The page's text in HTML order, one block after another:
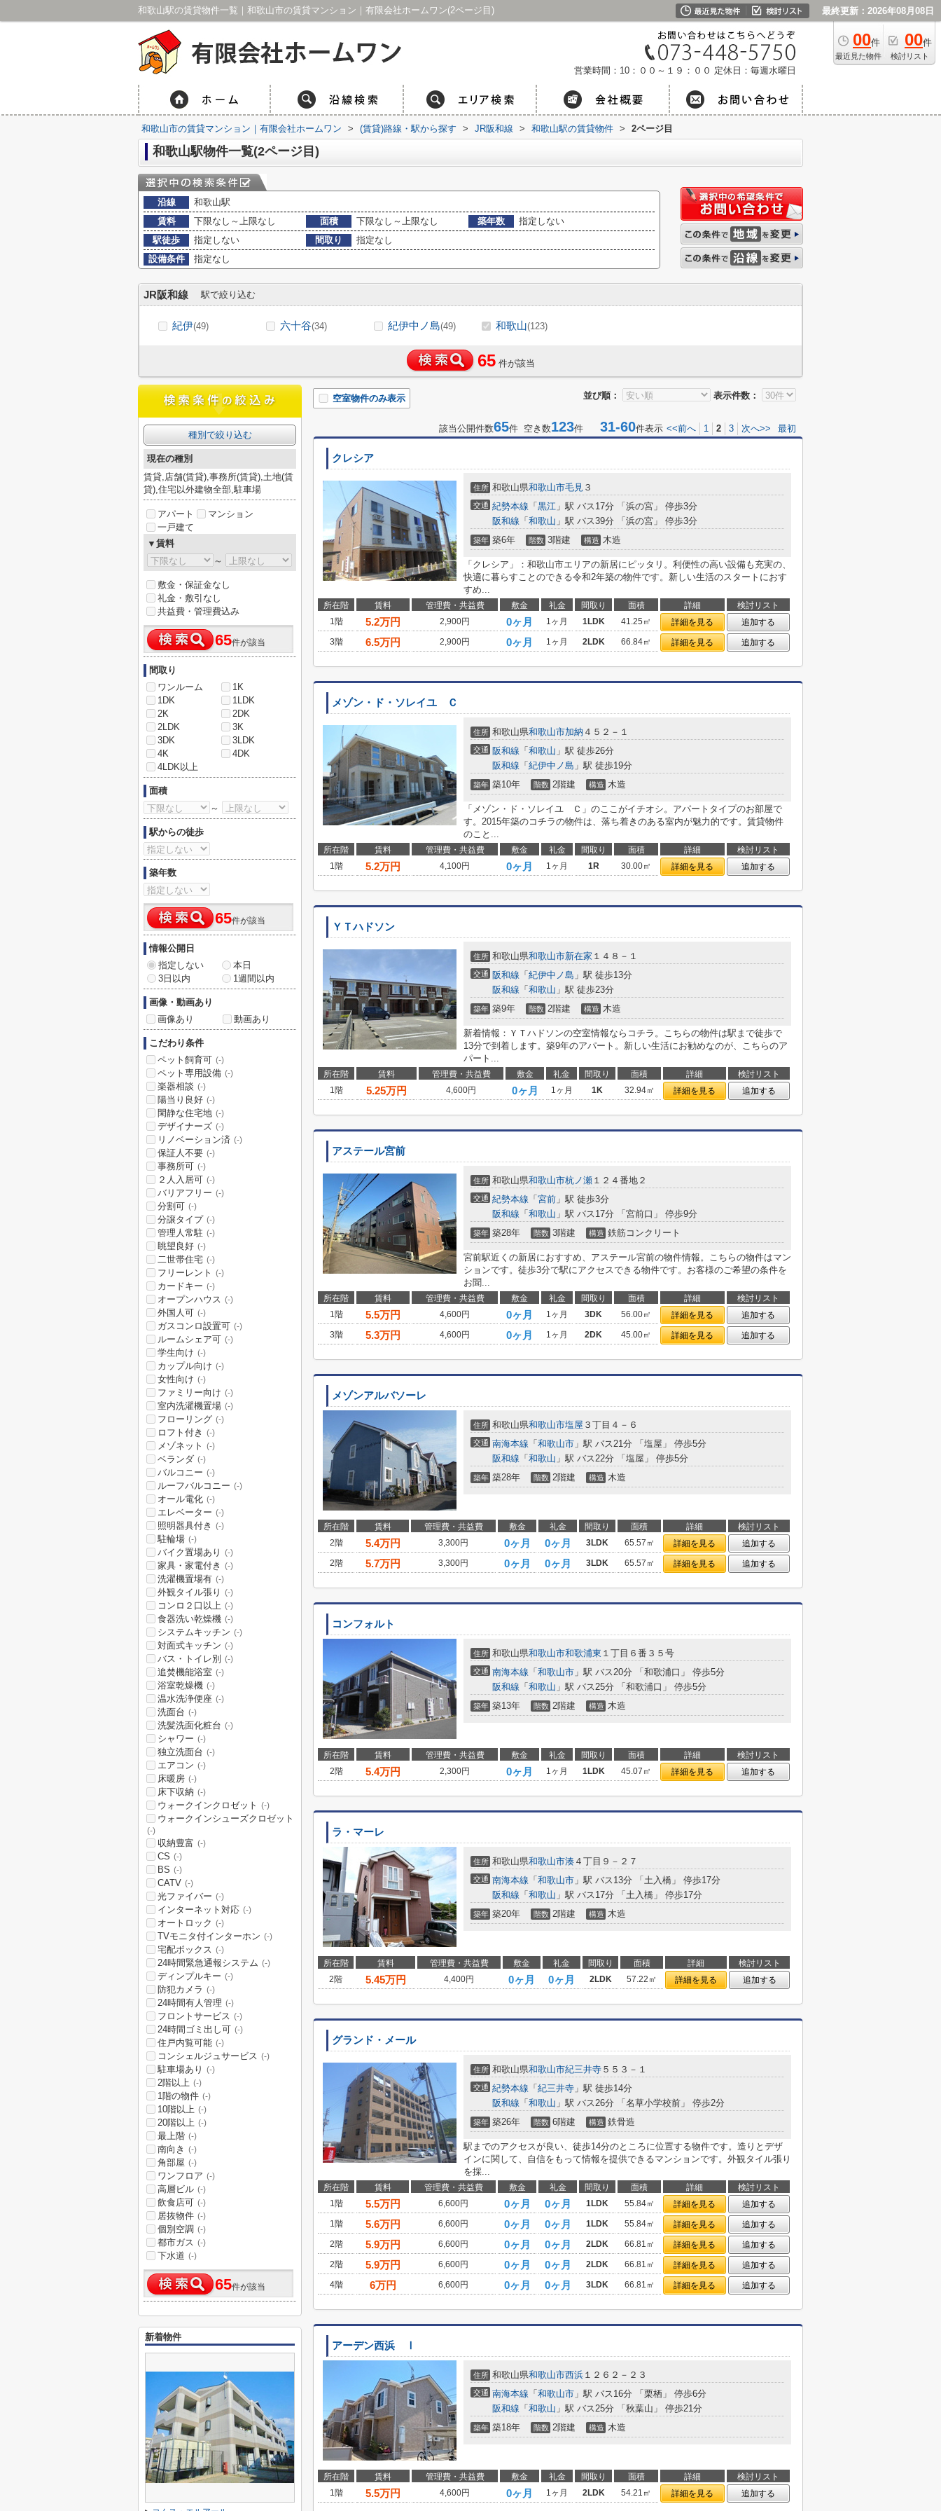
和歌山駅の賃貸物件一覧｜和歌山市の賃貸マンション｜有限会社ホームワン(2ページ目) 最終更新：2026年08月08日
00件
最近見た物件
00件
検討リスト
営業時間：10：００～１９：００ 定休日：毎週水曜日
和歌山市の賃貸マンション｜有限会社ホームワン > (賃貸)路線・駅から探す > JR阪和線 > 和歌山駅の賃貸物件 > 2ページ目
和歌山駅物件一覧(2ページ目)
沿線
和歌山駅
賃料
下限なし～上限なし 面積 下限なし～上限なし 築年数
指定しない
駅徒歩
指定しない 間取り
指定なし
設備条件
指定なし
JR阪和線 駅で絞り込む
紀伊(49) 六十谷(34) 紀伊中ノ島(49) 和歌山(123)
65 件が該当
並び順： 表示件数：
空室物件のみ表示
該当公開件数65件 空き数123件 31-60件表示 <<前へ 1 2 3 次へ>> 最初
クレシア
住所 和歌山県和歌山市毛見 ３
交通 紀勢本線 「 黒江 」駅 バス17分 「浜の宮」 停歩3分
阪和線 「 和歌山 」駅 バス39分 「浜の宮」 停歩3分
築年 築6年 階数 3階建 構造 木造
「クレシア」：和歌山市エリアの新居にピッタリ。利便性の高い設備も充実の、
快適に暮らすことのできる令和2年築の物件です。新しい生活のスタートにおす
すめ...
所在階 賃料 管理費・共益費 敷金 礼金 間取り 面積 詳細
検討リスト
1階
5.2万円 2,900円 0ヶ月 1ヶ月 1LDK 41.25㎡ 詳細を見る
追加する
3階
6.5万円 2,900円 0ヶ月 1ヶ月 2LDK 66.84㎡ 詳細を見る 追加する
メゾン・ド・ソレイユ Ｃ
住所 和歌山県和歌山市加納 ４５２－１
交通 阪和線 「 和歌山 」駅 徒歩26分
阪和線 「 紀伊中ノ島 」駅 徒歩19分
築年 築10年 階数 2階建 構造 木造
「メゾン・ド・ソレイユ Ｃ」のここがイチオシ。アパートタイプのお部屋で
す。2015年築のコチラの物件は、落ち着きのある室内が魅力的です。賃貸物件
のこと...
所在階 賃料 管理費・共益費 敷金 礼金 間取り 面積 詳細
検討リスト
1階
5.2万円 4,100円 0ヶ月 1ヶ月 1R 30.00㎡ 詳細を見る 追加する
ＹＴハドソン
住所 和歌山県和歌山市新在家 １４８－１
交通 阪和線 「 紀伊中ノ島 」駅 徒歩13分
阪和線 「 和歌山 」駅 徒歩23分
築年 築9年 階数 2階建 構造 木造
新着情報：ＹＴハドソンの空室情報ならコチラ。こちらの物件は駅まで徒歩で
13分で到着します。築9年のアパート。新しい生活にお勧めなのが、こちらのア
パート...
所在階 賃料 管理費・共益費 敷金 礼金 間取り 面積 詳細
検討リスト
1階
5.25万円 4,600円 0ヶ月 1ヶ月 1K 32.94㎡ 詳細を見る 追加する
アステール宮前
住所 和歌山県和歌山市杭ノ瀬 １２４番地２
交通 紀勢本線 「 宮前 」駅 徒歩3分
阪和線 「 和歌山 」駅 バス17分 「宮前口」 停歩9分
築年 築28年 階数 3階建 構造 鉄筋コンクリート
宮前駅近くの新居におすすめ、アステール宮前の物件情報。こちらの物件はマン
ションです。徒歩3分で駅にアクセスできる物件です。お客様のご希望の条件を
お聞...
所在階 賃料 管理費・共益費 敷金 礼金 間取り 面積 詳細
検討リスト
1階
5.5万円 4,600円 0ヶ月 1ヶ月 3DK 56.00㎡ 詳細を見る
追加する
3階
5.3万円 4,600円 0ヶ月 1ヶ月 2DK 45.00㎡ 詳細を見る 追加する
メゾンアルバソーレ
住所 和歌山県和歌山市塩屋 ３丁目４－６
交通 南海本線 「 和歌山市 」駅 バス21分 「塩屋」 停歩5分
阪和線 「 和歌山 」駅 バス22分 「塩屋」 停歩5分
築年 築28年 階数 2階建 構造 木造
所在階 賃料 管理費・共益費 敷金 礼金 間取り 面積 詳細
検討リスト
2階
5.4万円 3,300円 0ヶ月 0ヶ月 3LDK 65.57㎡ 詳細を見る
追加する
2階
5.7万円 3,300円 0ヶ月 0ヶ月 3LDK 65.57㎡ 詳細を見る 追加する
コンフォルト
住所 和歌山県和歌山市和歌浦東 １丁目６番３５号
交通 南海本線 「 和歌山市 」駅 バス20分 「和歌浦口」 停歩5分
阪和線 「 和歌山 」駅 バス25分 「和歌浦口」 停歩5分
築年 築13年 階数 2階建 構造 木造
所在階 賃料 管理費・共益費 敷金 礼金 間取り 面積 詳細
検討リスト
2階
5.4万円 2,300円 0ヶ月 1ヶ月 1LDK 45.07㎡ 詳細を見る 追加する
ラ・マーレ
住所 和歌山県和歌山市湊 ４丁目９－２７
交通 南海本線 「 和歌山市 」駅 バス13分 「土入橋」 停歩17分
阪和線 「 和歌山 」駅 バス17分 「土入橋」 停歩17分
築年 築20年 階数 2階建 構造 木造
所在階 賃料 管理費・共益費 敷金 礼金 間取り 面積 詳細
検討リスト
2階
5.45万円 4,400円 0ヶ月 0ヶ月 2LDK 57.22㎡ 詳細を見る 追加する
グランド・メール
住所 和歌山県和歌山市紀三井寺 ５５３－１
交通 紀勢本線 「 紀三井寺 」駅 徒歩14分
阪和線 「 和歌山 」駅 バス26分 「名草小学校前」 停歩2分
築年 築26年 階数 6階建 構造 鉄骨造
駅までのアクセスが良い、徒歩14分のところに位置する物件です。造りとデザ
インに関して、自信をもって情報を提供できるマンションです。外観タイル張り
を採...
所在階 賃料 管理費・共益費 敷金 礼金 間取り 面積 詳細
検討リスト
1階
5.5万円 6,600円 0ヶ月 0ヶ月 1LDK 55.84㎡ 詳細を見る
追加する
1階
5.6万円 6,600円 0ヶ月 0ヶ月 1LDK 55.84㎡ 詳細を見る
追加する
2階
5.9万円 6,600円 0ヶ月 0ヶ月 2LDK 66.81㎡ 詳細を見る
追加する
2階
5.9万円 6,600円 0ヶ月 0ヶ月 2LDK 66.81㎡ 詳細を見る
追加する
4階
6万円 6,600円 0ヶ月 0ヶ月 3LDK 66.81㎡ 詳細を見る 追加する
アーデン西浜 Ⅰ
住所 和歌山県和歌山市西浜 １２６２－２３
交通 南海本線 「 和歌山市 」駅 バス16分 「栗栖」 停歩6分
阪和線 「 和歌山 」駅 バス25分 「秋葉山」 停歩21分
築年 築18年 階数 2階建 構造 木造
所在階 賃料 管理費・共益費 敷金 礼金 間取り 面積 詳細
検討リスト
1階
5.5万円 4,600円 0ヶ月 1ヶ月 2LDK 54.21㎡ 詳細を見る 追加する
種別で絞り込む
現在の種別
賃貸,店舗(賃貸),事務所(賃貸),土地(賃
貸),住宅以外建物全部,駐車場
アパート
マンション
一戸建て
▼賃料
～
敷金・保証金なし
礼金・敷引なし
共益費・管理費込み
65件が該当
間取り
ワンルーム
1K
1DK
1LDK
2K
2DK
2LDK
3K
3DK
3LDK
4K
4DK
4LDK以上
面積
～
駅からの徒歩
築年数
65件が該当
情報公開日
指定しない
本日
3日以内
1週間以内
画像・動画あり
画像あり
動画あり
こだわり条件
ペット飼育可 (-)
ペット専用設備 (-)
楽器相談 (-)
陽当り良好 (-)
閑静な住宅地 (-)
デザイナーズ (-)
リノベーション済 (-)
保証人不要 (-)
事務所可 (-)
２人入居可 (-)
バリアフリー (-)
分割可 (-)
分譲タイプ (-)
管理人常駐 (-)
眺望良好 (-)
二世帯住宅 (-)
フリーレント (-)
カードキー (-)
オープンハウス (-)
外国人可 (-)
ガスコンロ設置可 (-)
ルームシェア可 (-)
学生向け (-)
カップル向け (-)
女性向け (-)
ファミリー向け (-)
室内洗濯機置場 (-)
フローリング (-)
ロフト付き (-)
メゾネット (-)
ベランダ (-)
バルコニー (-)
ルーフバルコニー (-)
オール電化 (-)
エレベーター (-)
照明器具付き (-)
駐輪場 (-)
バイク置場あり (-)
家具・家電付き (-)
洗濯機置場有 (-)
外観タイル張り (-)
コンロ２口以上 (-)
食器洗い乾燥機 (-)
システムキッチン (-)
対面式キッチン (-)
バス・トイレ別 (-)
追焚機能浴室 (-)
浴室乾燥機 (-)
温水洗浄便座 (-)
洗面台 (-)
洗髪洗面化粧台 (-)
シャワー (-)
独立洗面台 (-)
エアコン (-)
床暖房 (-)
床下収納 (-)
ウォークインクロゼット (-)
ウォークインシューズクロゼット
(-)
収納豊富 (-)
CS (-)
BS (-)
CATV (-)
光ファイバー (-)
インターネット対応 (-)
オートロック (-)
TVモニタ付インターホン (-)
宅配ボックス (-)
24時間緊急通報システム (-)
ディンプルキー (-)
防犯カメラ (-)
24時間有人管理 (-)
フロントサービス (-)
24時間ゴミ出し可 (-)
住戸内覧可能 (-)
コンシェルジュサービス (-)
駐車場あり (-)
2階以上 (-)
1階の物件 (-)
10階以上 (-)
20階以上 (-)
最上階 (-)
南向き (-)
角部屋 (-)
ワンフロア (-)
高層ビル (-)
飲食店可 (-)
居抜物件 (-)
個別空調 (-)
都市ガス (-)
下水道 (-)
65件が該当
新着物件